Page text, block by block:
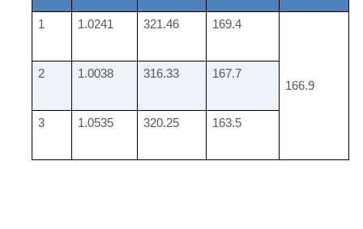
1 1.0241 321.46 169.4
166.9
2 1.0038 316.33 167.7
3 1.0535 320.25 163.5